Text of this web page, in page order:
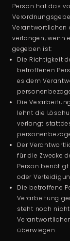
Person hat das
Verantwortlichen
verlangen, wenn
gegeben ist:
Die Richtigkeit
betroffenen
es dem
Die
lehnt die
verlangt
Der
für die Zwecke
Person
oder
Die betroffene
Verarbeitung
steht noch
überwiegen.